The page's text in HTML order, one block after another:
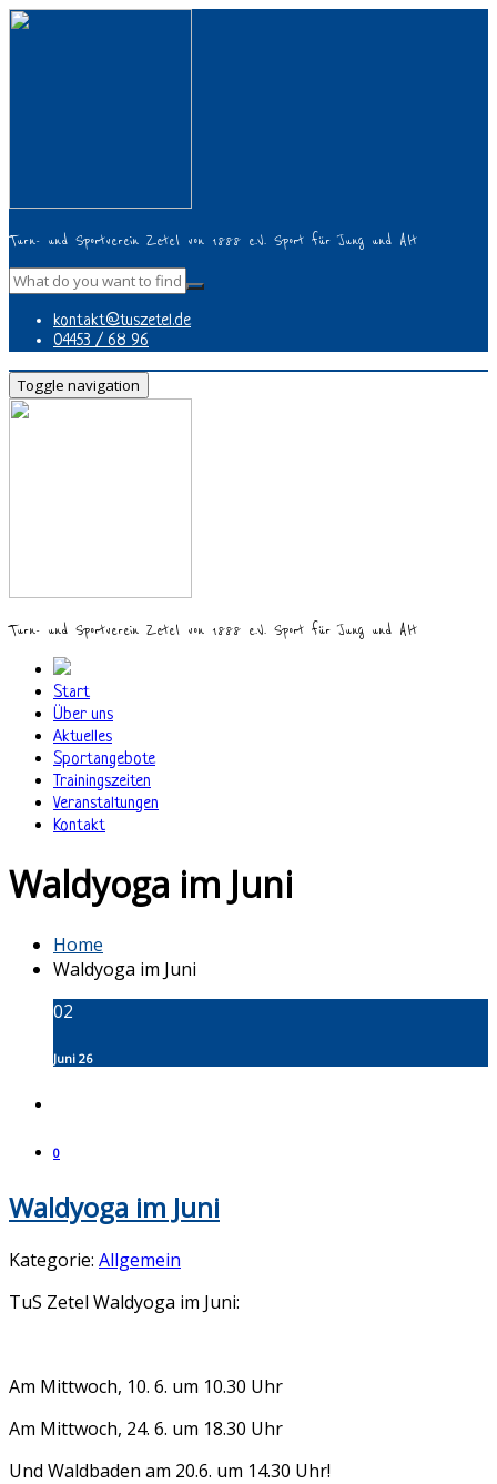
Turn- und Sportverein Zetel von 1888 e.V. Sport für Jung und Alt
kontakt@tuszetel.de
04453 / 68 96
Toggle navigation
Turn- und Sportverein Zetel von 1888 e.V. Sport für Jung und Alt
Start
Über uns
Aktuelles
Sportangebote
Trainingszeiten
Veranstaltungen
Kontakt
Waldyoga im Juni
Home
Waldyoga im Juni
02
Juni 26
0
Waldyoga im Juni
Kategorie: Allgemein
TuS Zetel Waldyoga im Juni:
Am Mittwoch, 10. 6. um 10.30 Uhr
Am Mittwoch, 24. 6. um 18.30 Uhr
Und Waldbaden am 20.6. um 14.30 Uhr!